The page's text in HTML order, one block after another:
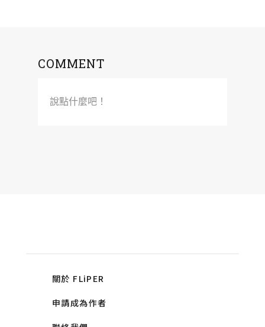
COMMENT
說點什麼吧！
關於 FLiPER
申請成為作者